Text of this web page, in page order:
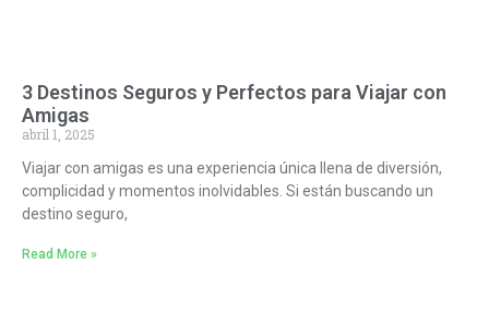
3 Destinos Seguros y Perfectos para Viajar con
Amigas
abril 1, 2025
Viajar con amigas es una experiencia única llena de diversión,
complicidad y momentos inolvidables. Si están buscando un
destino seguro,
Read More »